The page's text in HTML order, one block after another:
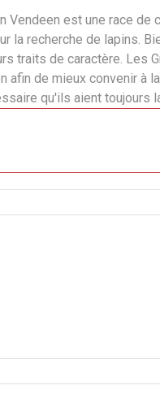
Vendeen est une race
la recherche de lapins.
traits de caractère. Les
afin de mieux convenir à
qu'ils aient toujours